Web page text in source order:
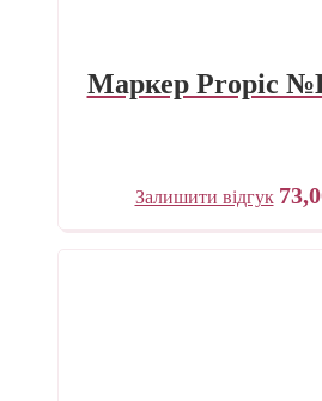
Маркер Propic
Залишити відгук